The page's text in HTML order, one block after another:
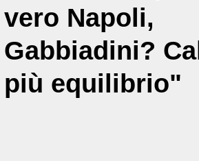
vero Napoli,
Gabbiadini?
più equilibrio"